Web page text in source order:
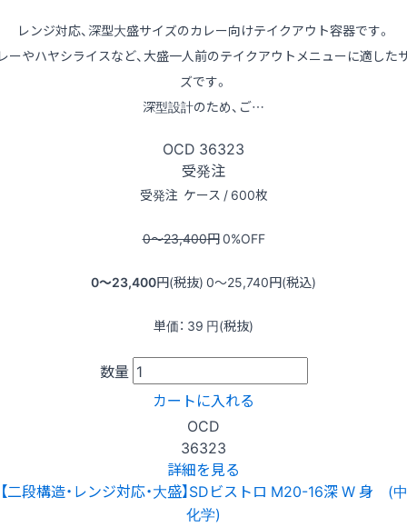
レンジ対応、深型大盛サイズのカレー向けテイクアウト容器です。
ーやハヤシライスなど、大盛一人前のテイクアウトメニューに適した
ズです。
深型設計のため、ご…
OCD 36323
受発注
受発注 ケース / 600枚
0〜23,400円0%OFF
0〜23,400円(税抜) 0〜25,740円(税込)
単価： 39 円(税抜)
数量
カートに入れる
OCD
36323
詳細を見る